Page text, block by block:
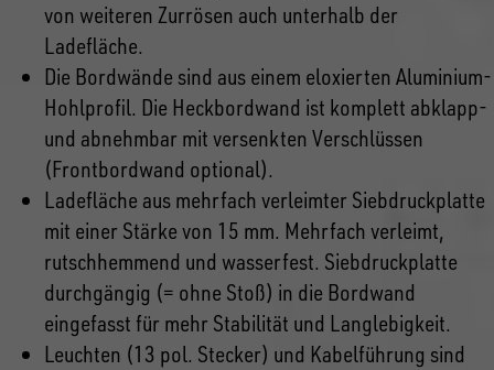
von weiteren Zurrösen auch unterhalb der
Ladefläche.
Die Bordwände sind aus einem eloxierten Aluminium-
Hohlprofil. Die Heckbordwand ist komplett abklapp-
und abnehmbar mit versenkten Verschlüssen
(Frontbordwand optional).
Ladefläche aus mehrfach verleimter Siebdruckplatte
mit einer Stärke von 15 mm. Mehrfach verleimt,
rutschhemmend und wasserfest. Siebdruckplatte
durchgängig (= ohne Stoß) in die Bordwand
eingefasst für mehr Stabilität und Langlebigkeit.
Leuchten (13 pol. Stecker) und Kabelführung sind